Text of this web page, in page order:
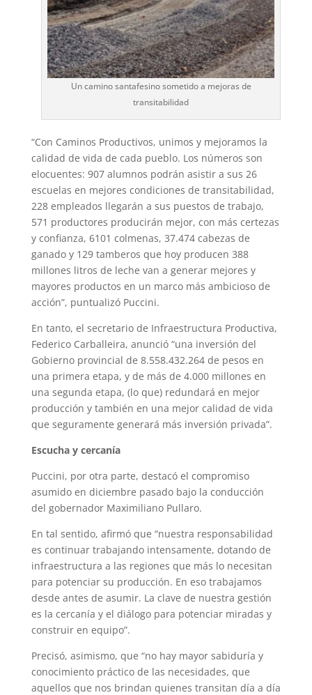
Un camino santafesino sometido a mejoras de
transitabilidad
“Con Caminos Productivos, unimos y mejoramos la
calidad de vida de cada pueblo. Los números son
elocuentes: 907 alumnos podrán asistir a sus 26
escuelas en mejores condiciones de transitabilidad,
228 empleados llegarán a sus puestos de trabajo,
571 productores producirán mejor, con más certezas
y confianza, 6101 colmenas, 37.474 cabezas de
ganado y 129 tamberos que hoy producen 388
millones litros de leche van a generar mejores y
mayores productos en un marco más ambicioso de
acción”, puntualizó Puccini.
En tanto, el secretario de Infraestructura Productiva,
Federico Carballeira, anunció “una inversión del
Gobierno provincial de 8.558.432.264 de pesos en
una primera etapa, y de más de 4.000 millones en
una segunda etapa, (lo que) redundará en mejor
producción y también en una mejor calidad de vida
que seguramente generará más inversión privada”.
Escucha y cercanía
Puccini, por otra parte, destacó el compromiso
asumido en diciembre pasado bajo la conducción
del gobernador Maximiliano Pullaro.
En tal sentido, afirmó que “nuestra responsabilidad
es continuar trabajando intensamente, dotando de
infraestructura a las regiones que más lo necesitan
para potenciar su producción. En eso trabajamos
desde antes de asumir. La clave de nuestra gestión
es la cercanía y el diálogo para potenciar miradas y
construir en equipo”.
Precisó, asimismo, que “no hay mayor sabiduría y
conocimiento práctico de las necesidades, que
aquellos que nos brindan quienes transitan día a día